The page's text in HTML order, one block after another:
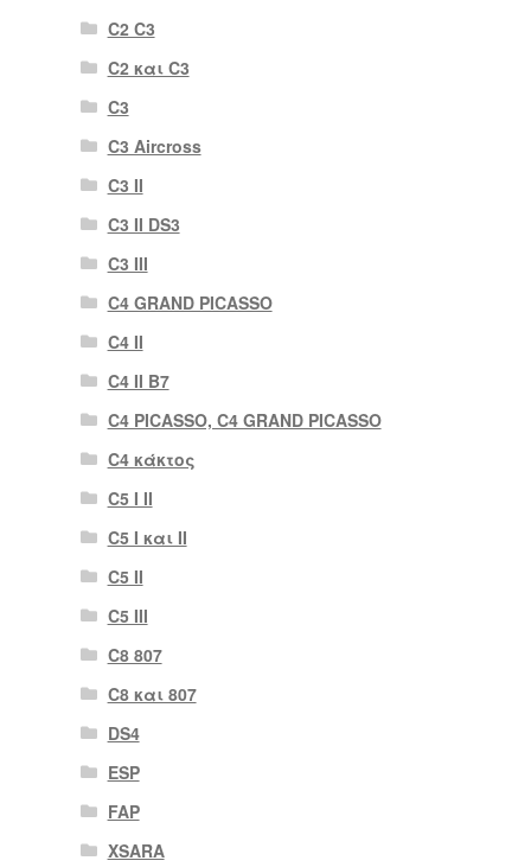
C2 C3
C2 και C3
C3
C3 Aircross
C3 II
C3 II DS3
C3 III
C4 GRAND PICASSO
C4 II
C4 II B7
C4 PICASSO, C4 GRAND PICASSO
C4 κάκτος
C5 I II
C5 I και II
C5 II
C5 III
C8 807
C8 και 807
DS4
ESP
FAP
XSARA